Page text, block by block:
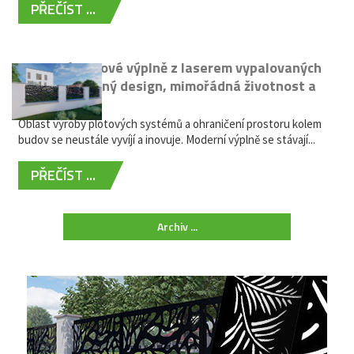
PŘEČÍST ...
Moderní plotové výplně z laserem vypalovaných
kovů: výjimečný design, mimořádná životnost a
žádná údržba
Oblast výroby plotových systémů a ohraničení prostoru kolem
budov se neustále vyvíjí a inovuje. Moderní výplně se stávají...
PŘEČÍST ...
Archiv ...